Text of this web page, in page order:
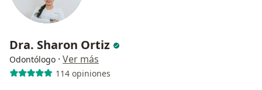
Dra. Sharon Ortiz
Odontólogo · Ver más
114 opiniones